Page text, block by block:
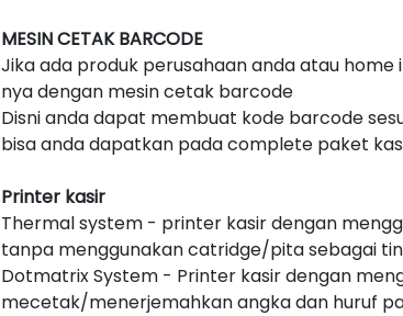
MESIN CETAK BARCODE
Jika ada produk perusahaan anda atau
nya dengan mesin cetak barcode
Disni anda dapat membuat kode barcode
bisa anda dapatkan pada complete paket
Printer kasir
Thermal system - printer kasir dengan
tanpa menggunakan catridge/pita sebagai
Dotmatrix System - Printer kasir dengan
mecetak/menerjemahkan angka dan huruf